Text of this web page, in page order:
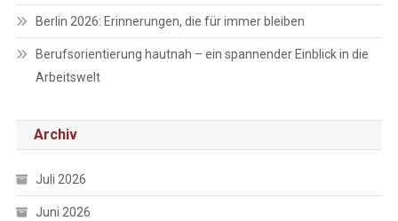
Berlin 2026: Erinnerungen, die für immer bleiben
Berufsorientierung hautnah – ein spannender Einblick in die
Arbeitswelt
Archiv
Juli 2026
Juni 2026